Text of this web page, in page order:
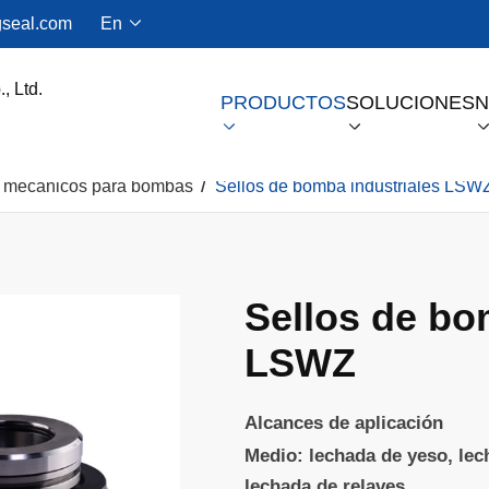
En 
PRODUCTOS

SOLUCIONES
 
para bombas Sellos de bomba industriales
Sellos de
LSWZ
Alcances de aplicación
Medio: lechada de yeso,